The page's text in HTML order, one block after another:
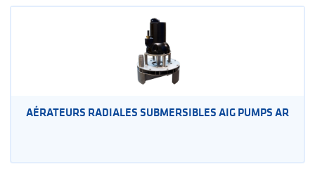
AÉRATEURS RADIALES SUBMERSIBLES AIG PUMPS AR